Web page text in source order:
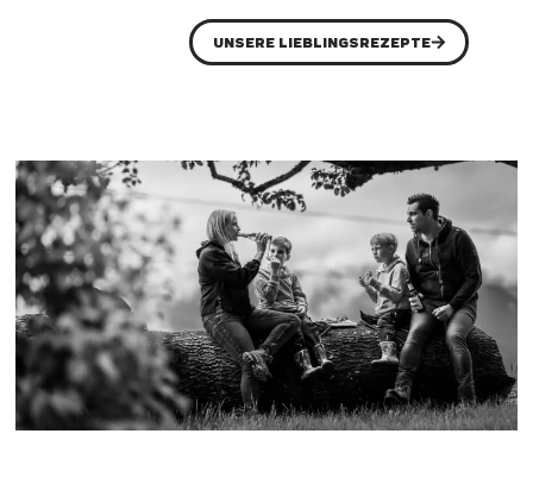
UNSERE LIEBLINGSREZEPTE